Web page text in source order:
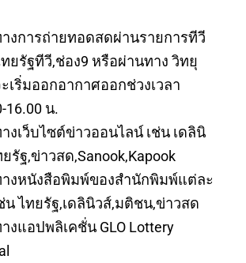
งการถ่ายทอดสดผ่านรายการทีวี
ทยรัฐทีวี,ช่อง9 หรือผ่านทาง วิทยุ
เริ่มออกอากาศออกช่วงเวลา
16.00 น.
งเว็บไซต์ข่าวออนไลน์ เช่น เดลินิ
ยรัฐ,ข่าวสด,sanook,kapook
งหนังสือพิมพ์ของสำนักพิมพ์แต่ละ
ช่น ไทยรัฐ,เดลินิวส์,มติชน,ข่าวสด
งแอปพลิเคชั่น GLO Lottery